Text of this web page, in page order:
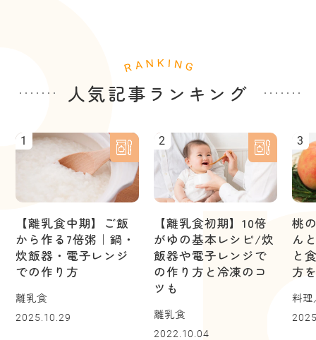
人気記事ランキング
1
【離乳食中期】ご飯
から作る7倍粥｜鍋・
炊飯器・電子レンジ
での作り方
離乳食
2025.10.29
2
【離乳食初期】10倍
がゆの基本レシピ/炊
飯器や電子レンジで
の作り方と冷凍のコ
ツも
離乳食
2022.10.04
3
桃
ん
と
方
料